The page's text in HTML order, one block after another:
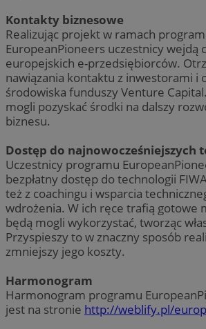
Kontakty biznesowe
Realizując projekt w ramach
EuropeanPioneers uczestnicy wejdą
europejskich e-przedsiębiorców.
nawiązania kontaktu z inwestorami i
środowiska funduszy Venture
mogli pozyskać środki na dalszy
biznesu.
Dostęp do najnowocześniejszych
Uczestnicy programu
bezpłatny dostęp do technologii
też z coachingu i wsparcia
wdrożenia. W ich ręce trafią gotowe
będą mogli wykorzystać, tworząc
Przyspieszy to w znaczny sposób
zmniejszy jego koszty.
Harmonogram
Harmonogram programu
jest na stronie http://weblify.pl/